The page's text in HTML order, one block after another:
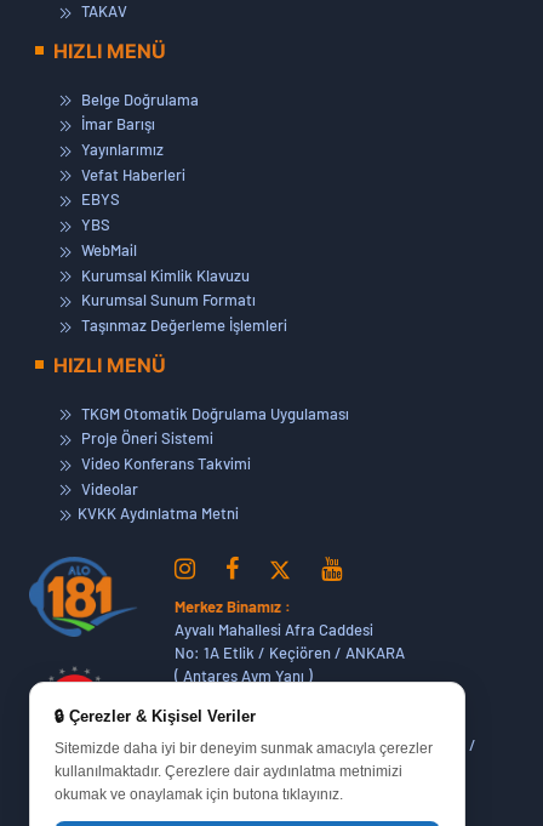
🔒 Çerezler & Kişisel Veriler
Sitemizde daha iyi bir deneyim sunmak amacıyla çerezler
kullanılmaktadır. Çerezlere dair aydınlatma metnimizi
okumak ve onaylamak için butona tıklayınız.
TAKAV
HIZLI MENÜ
Belge Doğrulama
İmar Barışı
Yayınlarımız
Vefat Haberleri
EBYS
YBS
WebMail
Kurumsal Kimlik Klavuzu
Kurumsal Sunum Formatı
Taşınmaz Değerleme İşlemleri
HIZLI MENÜ
TKGM Otomatik Doğrulama Uygulaması
Proje Öneri Sistemi
Video Konferans Takvimi
Videolar
KVKK Aydınlatma Metni
Merkez Binamız :
Ayvalı Mahallesi Afra Caddesi
No: 1A Etlik / Keçiören / ANKARA
( Antares Avm Yanı )
Dikmen Hizmet Binamız :
Dikmen Caddesi No:14 (06420) Bakanlıklar /
ANKARA